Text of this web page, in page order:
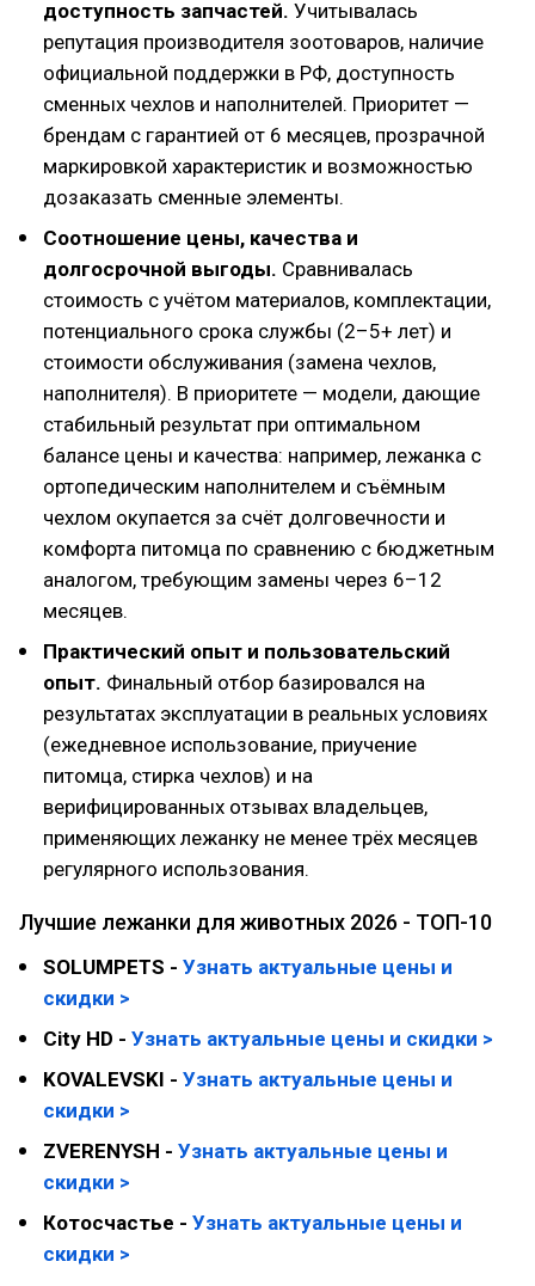
доступность запчастей. Учитывалась
репутация производителя зоотоваров, наличие
официальной поддержки в РФ, доступность
сменных чехлов и наполнителей. Приоритет —
брендам с гарантией от 6 месяцев, прозрачной
маркировкой характеристик и возможностью
дозаказать сменные элементы.
Соотношение цены, качества и
долгосрочной выгоды. Сравнивалась
стоимость с учётом материалов, комплектации,
потенциального срока службы (2–5+ лет) и
стоимости обслуживания (замена чехлов,
наполнителя). В приоритете — модели, дающие
стабильный результат при оптимальном
балансе цены и качества: например, лежанка с
ортопедическим наполнителем и съёмным
чехлом окупается за счёт долговечности и
комфорта питомца по сравнению с бюджетным
аналогом, требующим замены через 6–12
месяцев.
Практический опыт и пользовательский
опыт. Финальный отбор базировался на
результатах эксплуатации в реальных условиях
(ежедневное использование, приучение
питомца, стирка чехлов) и на
верифицированных отзывах владельцев,
применяющих лежанку не менее трёх месяцев
регулярного использования.
Лучшие лежанки для животных 2026 - ТОП-10
SOLUMPETS - Узнать актуальные цены и
скидки >
City HD - Узнать актуальные цены и скидки >
KOVALEVSKI - Узнать актуальные цены и
скидки >
ZVERENYSH - Узнать актуальные цены и
скидки >
Котосчастье - Узнать актуальные цены и
скидки >